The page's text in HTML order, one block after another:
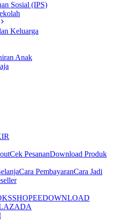
Sosial (IPS)
Keluarga
Anak
Cek PesananDownload Produk
Cara PembayaranCara Jadi
SHOPEEDOWNLOAD